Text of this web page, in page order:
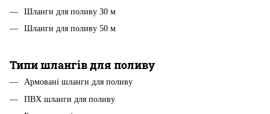
Шланги для поливу 30 м
Шланги для поливу 50 м
Типи шлангів для поливу
Армовані шланги для поливу
ПВХ шланги для поливу